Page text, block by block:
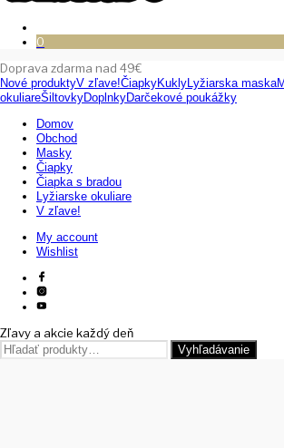
0
Doprava zdarma nad 49€
Nové produktyV zľave!ČiapkyKuklyLyžiarska maska
okuliareŠiltovkyDoplnkyDarčekové poukážky
Domov
Obchod
Masky
Čiapky
Čiapka s bradou
Lyžiarske okuliare
V zľave!
My account
Wishlist
Zľavy a akcie každý deň
Hľadať: Vyhľadávanie